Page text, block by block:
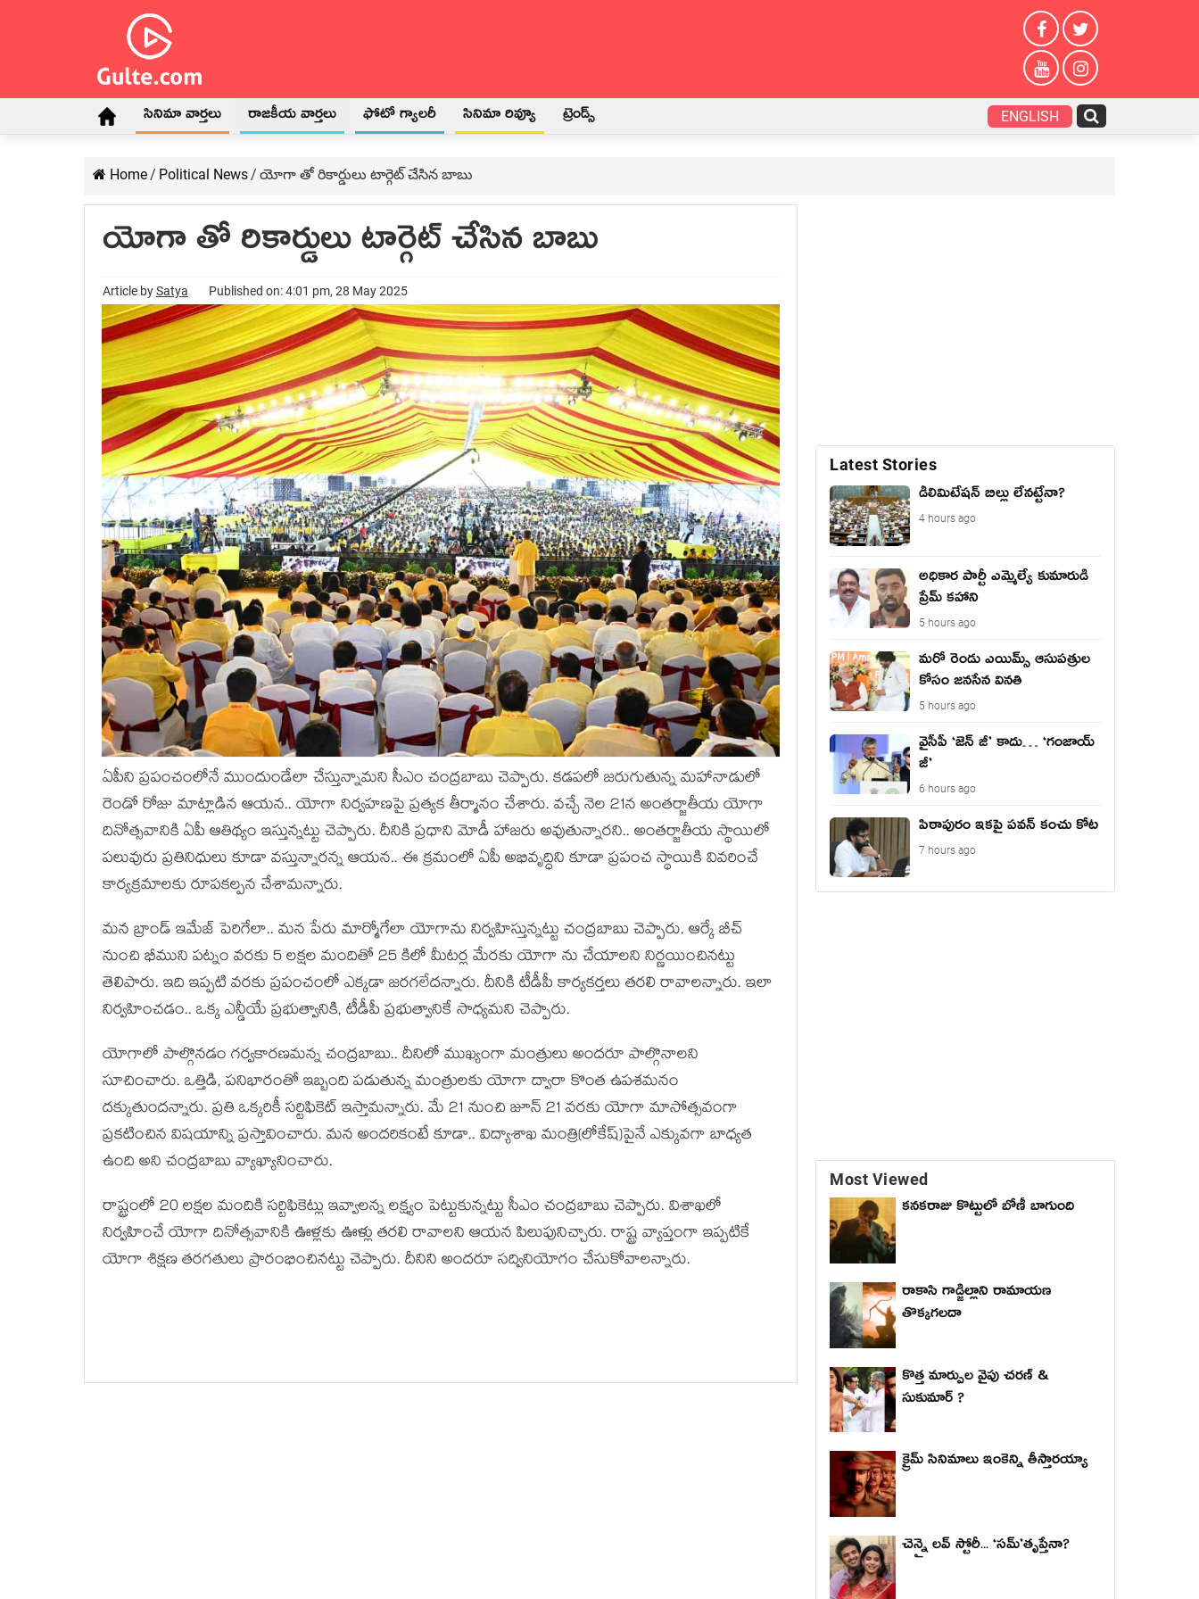
సినిమా వార్తలు రాజకీయ వార్తలు ఫోటో గ్యాలరీ సినిమా రివ్యూ ట్రెండ్స్ ENGLISH
Home/ Political News/ యోగా తో రికార్డులు టార్గెట్ చేసిన బాబు
యోగా తో రికార్డులు టార్గెట్ చేసిన బాబు
Article bySatya Published on: 4:01 pm, 28 May 2025
ఏపీని ప్ర‌పంచంలోనే ముందుండేలా చేస్తున్నామ‌ని సీఎం చంద్ర‌బాబు చెప్పారు. క‌డ‌ప‌లో జ‌రుగుతున్న మ‌హానాడులో
రెండో రోజు మాట్లాడిన ఆయ‌న‌.. యోగా నిర్వ‌హ‌ణ‌పై ప్ర‌త్య‌క తీర్మానం చేశారు. వ‌చ్చే నెల 21న అంత‌ర్జాతీయ యోగా
దినోత్స‌వానికి ఏపీ ఆతిథ్యం ఇస్తున్న‌ట్టు చెప్పారు. దీనికి ప్ర‌ధాని మోడీ హాజ‌రు అవుతున్నార‌ని.. అంత‌ర్జాతీయ స్థాయిలో
ప‌లువురు ప్ర‌తినిధులు కూడా వ‌స్తున్నార‌న్న ఆయ‌న‌.. ఈ క్ర‌మంలో ఏపీ అభివృద్ధిని కూడా ప్ర‌పంచ స్థాయికి వివ‌రించే
కార్య‌క్ర‌మాల‌కు రూప‌క‌ల్ప‌న చేశామ‌న్నారు.
మ‌న బ్రాండ్ ఇమేజ్ పెరిగేలా.. మ‌న పేరు మార్మోగేలా యోగాను నిర్వ‌హిస్తున్న‌ట్టు చంద్ర‌బాబు చెప్పారు. ఆర్కే బీచ్
నుంచి భీముని ప‌ట్నం వ‌ర‌కు 5 ల‌క్ష‌ల మందితో 25 కిలో మీట‌ర్ల మేర‌కు యోగా ను చేయాల‌ని నిర్ణ‌యించిన‌ట్టు
తెలిపారు. ఇది ఇప్ప‌టి వ‌ర‌కు ప్ర‌పంచంలో ఎక్క‌డా జ‌ర‌గ‌లేద‌న్నారు. దీనికి టీడీపీ కార్యక‌ర్త‌లు త‌ర‌లి రావాల‌న్నారు. ఇలా
నిర్వ‌హించ‌డం.. ఒక్క ఎన్డీయే ప్ర‌భుత్వానికి, టీడీపీ ప్ర‌భుత్వానికే సాధ్య‌మ‌ని చెప్పారు.
యోగాలో పాల్గొన‌డం గర్వ‌కార‌ణ‌మ‌న్న చంద్ర‌బాబు.. దీనిలో ముఖ్యంగా మంత్రులు అంద‌రూ పాల్గొనాలని
సూచించారు. ఒత్తిడి, ప‌నిభారంతో ఇబ్బంది ప‌డుతున్న మంత్రులకు యోగా ద్వారా కొంత ఉప‌శ‌మ‌నం
ద‌క్కుతుంద‌న్నారు. ప్ర‌తి ఒక్క‌రికీ స‌ర్టిఫికెట్ ఇస్తామ‌న్నారు. మే 21 నుంచి జూన్ 21 వ‌ర‌కు యోగా మాసోత్స‌వంగా
ప్ర‌క‌టించిన విష‌యాన్ని ప్ర‌స్తావించారు. మ‌న అంద‌రికంటే కూడా.. విద్యాశాఖ మంత్రి(లోకేష్‌)పైనే ఎక్కువ‌గా బాధ్య‌త
ఉంది అని చంద్ర‌బాబు వ్యాఖ్యానించారు.
రాష్ట్రంలో 20 ల‌క్ష‌ల మందికి స‌ర్టిఫికెట్లు ఇవ్వాల‌న్న ల‌క్ష్యం పెట్టుకున్న‌ట్టు సీఎం చంద్ర‌బాబు చెప్పారు. విశాఖ‌లో
నిర్వ‌హించే యోగా దినోత్స‌వానికి ఊళ్ల‌కు ఊళ్లు త‌ర‌లి రావాల‌ని ఆయ‌న పిలుపునిచ్చారు. రాష్ట్ర వ్యాప్తంగా ఇప్ప‌టికే
యోగా శిక్ష‌ణ త‌ర‌గ‌తులు ప్రారంభించిన‌ట్టు చెప్పారు. దీనిని అంద‌రూ స‌ద్వినియోగం చేసుకోవాల‌న్నారు.
Latest Stories
డీలిమిటేషన్ బిల్లు లేన‌ట్టేనా?
4 hours ago
అధికార పార్టీ ఎమ్మెల్యే కుమారుడి
ప్రేమ్ కహాని
5 hours ago
మరో రెండు ఎయిమ్స్ ఆసుపత్రుల
కోసం జనసేన వినతి
5 hours ago
వైసీపీ ‘జెన్ జీ’ కాదు… ‘గంజాయ్
జీ’
6 hours ago
పిఠాపురం ఇకపై పవన్ కంచు కోట
7 hours ago
Most Viewed
కనకరాజు కొట్టులో బోణీ బాగుంది
రాకాసి గాడ్జిల్లాని రామాయణ
తొక్కగలదా
కొత్త మార్పుల వైపు చరణ్ &
సుకుమార్ ?
క్రైమ్ సినిమాలు ఇంకెన్ని తీస్తారయ్యా
చెన్నై లవ్ స్టోరీ... ‘సమ్’తృప్తేనా?